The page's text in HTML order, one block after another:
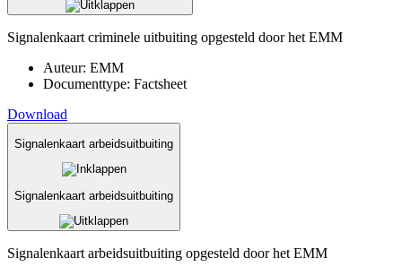
Signalenkaart criminele uitbuiting opgesteld door het EMM
Auteur: EMM
Documenttype: Factsheet
Download
Signalenkaart arbeidsuitbuiting
Signalenkaart arbeidsuitbuiting
Signalenkaart arbeidsuitbuiting opgesteld door het EMM